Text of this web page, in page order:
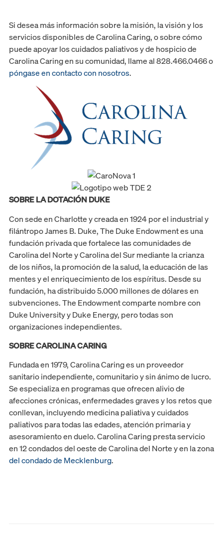
Si desea más información sobre la misión, la visión y los
servicios disponibles de Carolina Caring, o sobre cómo
puede apoyar los cuidados paliativos y de hospicio de
Carolina Caring en su comunidad, llame al 828.466.0466 o
póngase en contacto con nosotros.
SOBRE LA DOTACIÓN DUKE
Con sede en Charlotte y creada en 1924 por el industrial y
filántropo James B. Duke, The Duke Endowment es una
fundación privada que fortalece las comunidades de
Carolina del Norte y Carolina del Sur mediante la crianza
de los niños, la promoción de la salud, la educación de las
mentes y el enriquecimiento de los espíritus. Desde su
fundación, ha distribuido 5.000 millones de dólares en
subvenciones. The Endowment comparte nombre con
Duke University y Duke Energy, pero todas son
organizaciones independientes.
SOBRE CAROLINA CARING
Fundada en 1979, Carolina Caring es un proveedor
sanitario independiente, comunitario y sin ánimo de lucro.
Se especializa en programas que ofrecen alivio de
afecciones crónicas, enfermedades graves y los retos que
conllevan, incluyendo medicina paliativa y cuidados
paliativos para todas las edades, atención primaria y
asesoramiento en duelo. Carolina Caring presta servicio
en 12 condados del oeste de Carolina del Norte y en la zona
del condado de Mecklenburg.